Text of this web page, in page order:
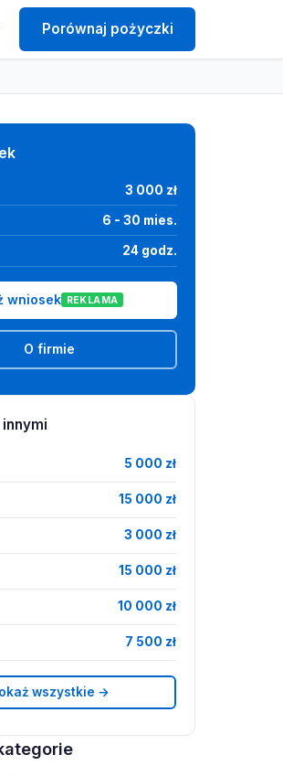
Porównaj pożyczki
3 000 zł
6 - 30 mies.
24 godz.
wniosek REKLAMA
O firmie
5 000 zł
15 000 zł
3 000 zł
15 000 zł
10 000 zł
7 500 zł
wszystkie →